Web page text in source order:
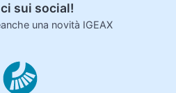
sui social!
una novità IGEAX